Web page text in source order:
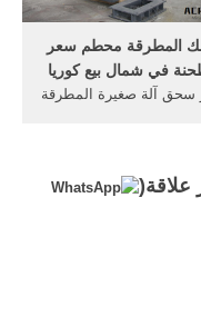
المطرقة محطم سعر
في شمال بيع كوريا
سحق آلة صغيرة المطرقة
علاقة(